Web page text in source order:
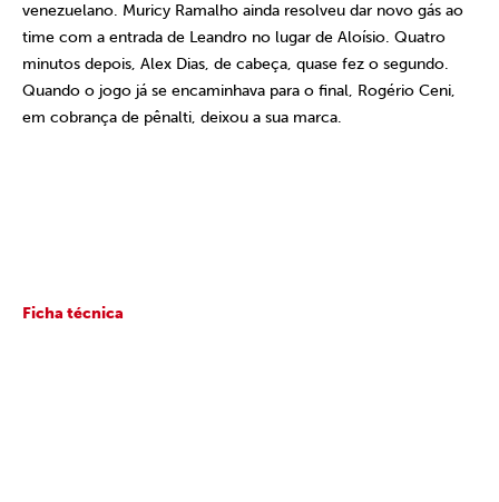
venezuelano. Muricy Ramalho ainda resolveu dar novo gás ao
time com a entrada de Leandro no lugar de Aloísio. Quatro
minutos depois, Alex Dias, de cabeça, quase fez o segundo.
Quando o jogo já se encaminhava para o final, Rogério Ceni,
em cobrança de pênalti, deixou a sua marca.
Ficha técnica